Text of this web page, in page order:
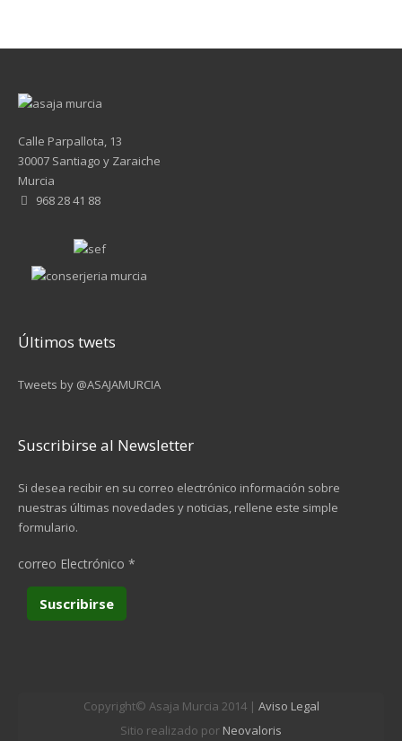
Calle Parpallota, 13
30007 Santiago y Zaraiche
Murcia
968 28 41 88
Últimos twets
Tweets by @ASAJAMURCIA
Suscribirse al Newsletter
Si desea recibir en su correo electrónico información sobre
nuestras últimas novedades y noticias, rellene este simple
formulario.
correo Electrónico *
Copyright© Asaja Murcia 2014 | Aviso Legal
Sitio realizado por Neovaloris